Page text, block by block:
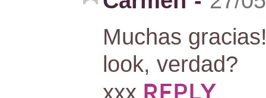
Muchas
look, verdad?
xxx REPLY